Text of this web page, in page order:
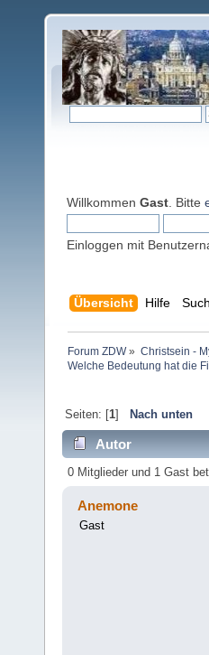
Willkommen Gast . Bitte
Einloggen mit
Übersicht Hilfe
Forum ZDW» Christsein -
Welche Bedeutung hat die
Seiten: [1] Nach unten
Autor
0 Mitglieder und 1 Gast
Anemone
Gast